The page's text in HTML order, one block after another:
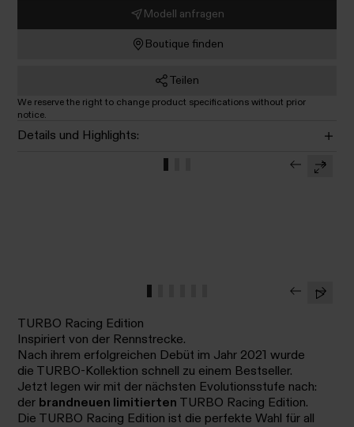
Modell anfragen
Boutique finden
Teilen
We reserve the right to change product specifications without prior
notice.
Details und Highlights:
TURBO Racing Edition
Inspiriert von der Rennstrecke.
Nach ihrem erfolgreichen Debüt im Jahr 2021 wurde
die TURBO-Kollektion schnell zu einem Bestseller.
Jetzt legen wir mit der nächsten Evolutionsstufe nach:
der brandneuen limitierten TURBO Racing Edition.
Die TURBO Racing Edition ist die perfekte Wahl für all